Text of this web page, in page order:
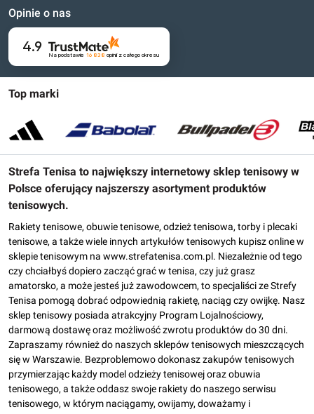
Top marki
Strefa Tenisa to największy internetowy sklep tenisowy w
Polsce oferujący najszerszy asortyment produktów
tenisowych.
Rakiety tenisowe, obuwie tenisowe, odzież tenisowa, torby i plecaki
tenisowe, a także wiele innych artykułów tenisowych kupisz online w
sklepie tenisowym na www.strefatenisa.com.pl. Niezależnie od tego
czy chciałbyś dopiero zacząć grać w tenisa, czy już grasz
amatorsko, a może jesteś już zawodowcem, to specjaliści ze Strefy
Tenisa pomogą dobrać odpowiednią rakietę, naciąg czy owijkę. Nasz
sklep tenisowy posiada atrakcyjny Program Lojalnościowy,
darmową dostawę oraz możliwość zwrotu produktów do 30 dni.
Zapraszamy również do naszych sklepów tenisowych mieszczących
się w Warszawie. Bezproblemowo dokonasz zakupów tenisowych
przymierzając każdy model odzieży tenisowej oraz obuwia
tenisowego, a także oddasz swoje rakiety do naszego serwisu
tenisowego, w którym naciągamy, owijamy, doważamy i
Opinie o nas
4.9
Na podstawie 16 838 opinii z całego okresu